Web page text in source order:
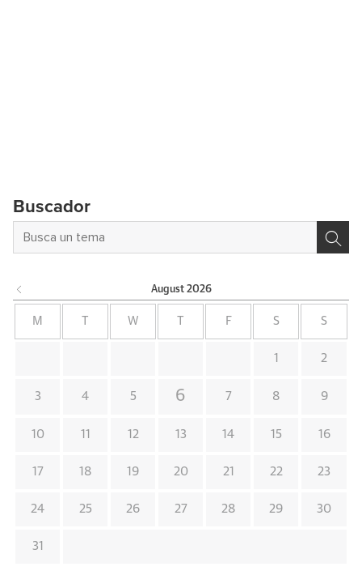
Buscador
August 2026
M W F S S
1 2
3 4 5 6 7 8 9
10 11 12 13 14 15 16
17 18 19 20 21 22 23
24 25 26 27 28 29 30
31